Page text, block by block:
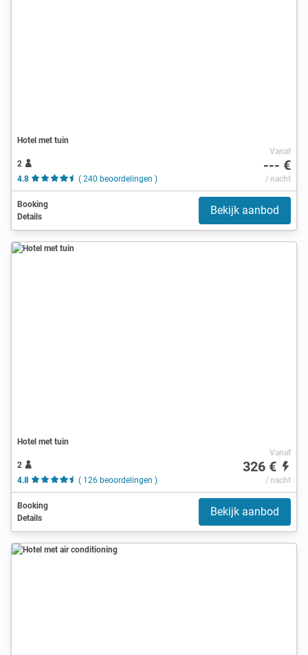
Hotel met tuin
2
4.8
( 240 beoordelingen )
Vanaf
--- €
/ nacht
Booking
Details
Bekijk aanbod
Hotel met tuin
2
4.8
( 126 beoordelingen )
Vanaf
326 €
/ nacht
Booking
Details
Bekijk aanbod